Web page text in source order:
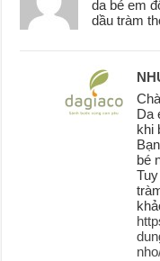
da bé em
dầu tràm
Da
khi
bé